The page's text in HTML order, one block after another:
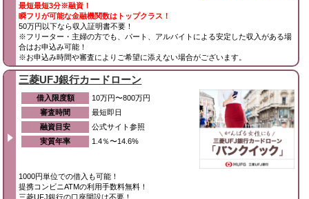
最短最短3分※融資！
瞬フリが可能な金融機関数はトップクラス！
50万円以下なら収入証明書不要！
※フリーター・主婦の方でも、パート、アルバイトによる安定した収入がある場
合はお申込み可能！
※お申込み時間や審査によりご希望に添えない場合がございます。
三菱UFJ銀行カードローン
借入限度額
10万円〜800万円
審査時間
最短即日
融資目安
公式サイト参照
実質年率
1.4％〜14.6%
1000円単位での借入も可能！
提携コンビニATMの利用手数料無料！
三菱UFJ銀行の口座開設は不要！